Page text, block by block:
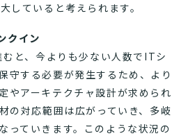
していると考えられます。
クイン
と、今よりも少ない人数でITシ
守する必要が発生するため、より
やアーキテクチャ設計が求められ
の対応範囲は広がっていき、多岐
っていきます。このような状況の